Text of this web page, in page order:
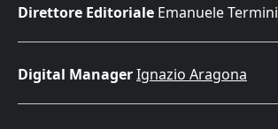
Direttore Editoriale Emanuele Termini
Digital ManagerIgnazio Aragona